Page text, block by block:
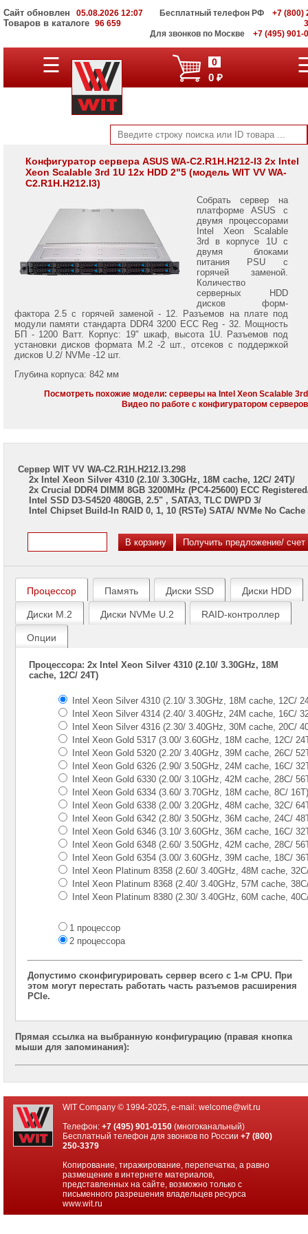
Сайт обновлен 05.08.2026 12:07
Товаров в каталоге 96 659
Бесплатный телефон РФ
+7 (800)
Для звонков по Москве
+7 (495) 901-
Серверы
Supermicro
Серверы
Supermicro
Серверы
Gigabyte
на
7002/
7003
Серверы
Gigabyte
на
Intel
на
AMD
EPYC
7002/
ASUS
Intel
Xeon
Scalable
Gen
Серверы
корпусе
Серверы
Supermicro
Серверы
Supermicro
Серверы
Supermicro
Supermicro
корпус
Серверы
Intel
Xeon
E-
2300
Серверы
☰ 0
0 ₽
Конфигуратор сервера ASUS WA-C2.R1H.H212-I3 2x Intel
Xeon Scalable 3rd 1U 12x HDD 2"5 (модель WIT VV WA-
C2.R1H.H212.I3)
Собрать сервер на
платформе ASUS с
двумя процессорами
Intel Xeon Scalable
3rd в корпусе 1U с
двумя блоками
питания PSU с
горячей заменой.
Количество
серверных HDD
дисков форм-
фактора 2.5 с горячей заменой - 12. Разъемов на плате под
модули памяти стандарта DDR4 3200 ECC Reg - 32. Мощность
БП - 1200 Ватт. Корпус: 19" шкаф, высота 1U. Разъемов под
установки дисков формата M.2 -2 шт., отсеков с поддержкой
дисков U.2/ NVMe -12 шт.
Глубина корпуса: 842 мм
Посмотреть похожие модели: серверы на Intel Xeon Scalable 3rd
Видео по работе с конфигуратором серверов
Сервер WIT VV WA-C2.R1H.H212.I3.298
2x Intel Xeon Silver 4310 (2.10/ 3.30GHz, 18M cache, 12C/ 24T)/
2x Crucial DDR4 DIMM 8GB 3200MHz (PC4-25600) ECC
Intel SSD D3-S4520 480GB, 2.5" , SATA3, TLC DWPD 3/
Intel Chipset Build-In RAID 0, 1, 10 (RSTe) SATA/ NVMe No Cache
Процессор Память Диски SSD Диски HDD
Диски M.2 Диски NVMe U.2 RAID-контроллер
Опции
Процессора: 2x Intel Xeon Silver 4310 (2.10/ 3.30GHz, 18M
cache, 12C/ 24T)
Intel Xeon Silver 4310 (2.10/ 3.30GHz, 18M cache, 12C/
Intel Xeon Silver 4314 (2.40/ 3.40GHz, 24M cache, 16C/
Intel Xeon Silver 4316 (2.30/ 3.40GHz, 30M cache, 20C/
Intel Xeon Gold 5317 (3.00/ 3.60GHz, 18M cache, 12C/
Intel Xeon Gold 5320 (2.20/ 3.40GHz, 39M cache, 26C/
Intel Xeon Gold 6326 (2.90/ 3.50GHz, 24M cache, 16C/
Intel Xeon Gold 6330 (2.00/ 3.10GHz, 42M cache, 28C/
Intel Xeon Gold 6334 (3.60/ 3.70GHz, 18M cache, 8С/ 16T)
Intel Xeon Gold 6338 (2.00/ 3.20GHz, 48M cache, 32C/
Intel Xeon Gold 6342 (2.80/ 3.50GHz, 36M cache, 24C/
Intel Xeon Gold 6346 (3.10/ 3.60GHz, 36M cache, 16C/
Intel Xeon Gold 6348 (2.60/ 3.50GHz, 42M cache, 28C/
Intel Xeon Gold 6354 (3.00/ 3.60GHz, 39M cache, 18C/
Intel Xeon Platinum 8358 (2.60/ 3.40GHz, 48M cache,
Intel Xeon Platinum 8368 (2.40/ 3.40GHz, 57M cache,
Intel Xeon Platinum 8380 (2.30/ 3.40GHz, 60M cache,
1 процессор
2 процессора
Допустимо сконфигурировать сервер всего с 1-м CPU. При
этом могут перестать работать часть разъемов расширения
PCIe.
Прямая ссылка на выбранную конфигурацию (правая кнопка
мыши для запоминания):
WIT Company © 1994-2025, e-mail: welcome@wit.ru
Телефон:+7 (495) 901-0150 (многоканальный)
Бесплатный телефон для звонков по России+7 (800)
250-3379
Копирование, тиражирование, перепечатка, а равно
размещение в интернете материалов,
представленных на сайте, возможно только с
письменного разрешения владельцев ресурса
www.wit.ru